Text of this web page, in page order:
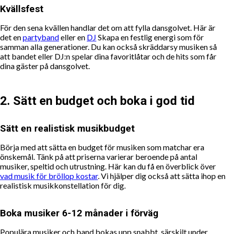
Kvällsfest
För den sena kvällen handlar det om att fylla dansgolvet. Här är
det enpartybandeller en DJ Skapa en festlig energi som för
samman alla generationer. Du kan också skräddarsy musiken så
att bandet eller DJ:n spelar dina favoritlåtar och de hits som får
dina gäster på dansgolvet.
2. Sätt en budget och boka i god tid
Sätt en realistisk musikbudget
Börja med att sätta en budget för musiken som matchar era
önskemål. Tänk på att priserna varierar beroende på antal
musiker, speltid och utrustning. Här kan du få en överblick över
vad musik för bröllop kostar. Vi hjälper dig också att sätta ihop en
realistisk musikkonstellation för dig.
Boka musiker 6-12 månader i förväg
Populära musiker och band bokas upp snabbt, särskilt under